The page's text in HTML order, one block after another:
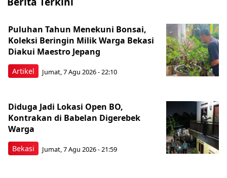
Artikel
Puluhan Tahun Menekuni Bonsai,
Koleksi Beringin Milik Warga Bekasi
Diakui Maestro Jepang
Jumat, 7 Agu 2026 - 22:10
Bekasi
Diduga Jadi Lokasi Open BO,
Kontrakan di Babelan Digerebek
Warga
Jumat, 7 Agu 2026 - 21:59